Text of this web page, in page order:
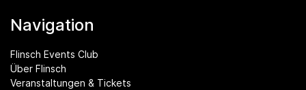
Navigation
Flinsch Events Club
Über Flinsch
Veranstaltungen & Tickets